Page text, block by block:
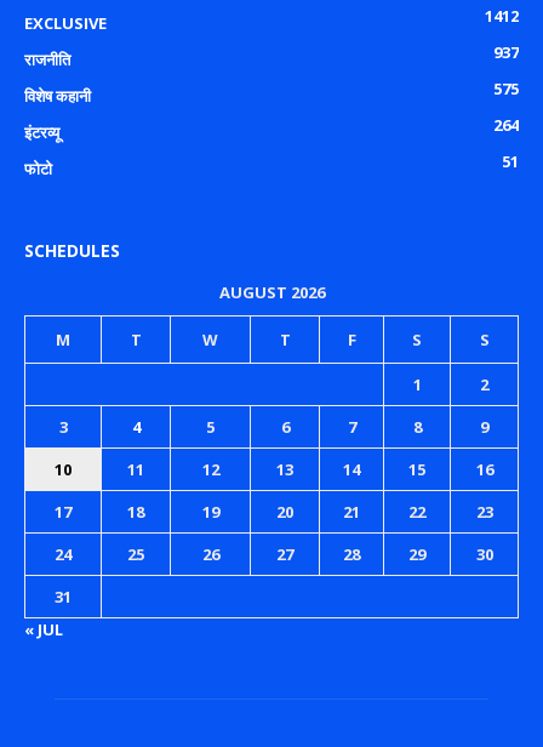
EXCLUSIVE
1412
राजनीति
937
विशेष कहानी
575
इंटरव्यू
264
फोटो
51
SCHEDULES
AUGUST 2026
M T W T F S S
1
2
3
4 5 6 7 8
9
10
11 12 13 14 15
16
17
18 19 20 21 22
23
24
25 26 27 28 29
30
31
« JUL